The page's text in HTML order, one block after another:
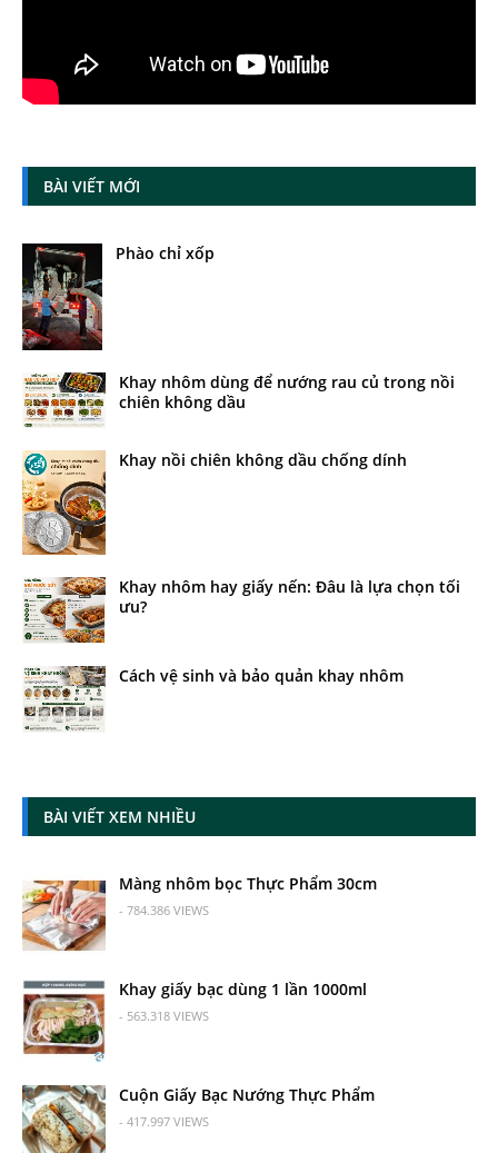
BÀI VIẾT MỚI
Phào chỉ xốp
Khay nhôm dùng để nướng rau củ trong nồi
chiên không dầu
Khay nồi chiên không dầu chống dính
Khay nhôm hay giấy nến: Đâu là lựa chọn tối
ưu?
Cách vệ sinh và bảo quản khay nhôm
BÀI VIẾT XEM NHIỀU
Màng nhôm bọc Thực Phẩm 30cm
- 784.386 VIEWS
Khay giấy bạc dùng 1 lần 1000ml
- 563.318 VIEWS
Cuộn Giấy Bạc Nướng Thực Phẩm
- 417.997 VIEWS